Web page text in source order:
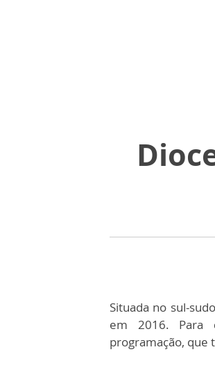
Situada no sul-
em 2016. Para
programação, que